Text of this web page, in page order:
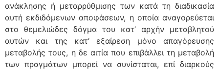
ανάκλησης ή μεταρρύθμισης των κατά τη διαδικασία
αυτή εκδιδόμενων αποφάσεων, η οποία αναγορεύεται
στο θεμελιώδες δόγμα του κατ’ αρχήν μεταβλητού
αυτών και της κατ’ εξαίρεση μόνο απαγόρευσης
μεταβολής τους, η δε αιτία που επιβάλλει τη μεταβολή
των πραγμάτων μπορεί να συνίσταται, επί διαρκούς